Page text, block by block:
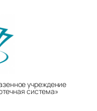
учреждение
система»